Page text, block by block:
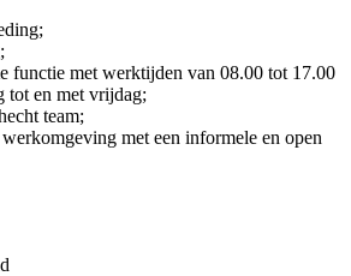
functie met werktijden van 08.00 tot 17.00
tot en met vrijdag;
team;
met een informele en open